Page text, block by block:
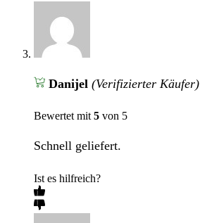
Danijel (Verifizierter Käufer)
Bewertet mit5 von 5
Schnell geliefert.
Ist es hilfreich?